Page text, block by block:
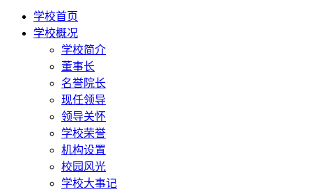
学校首页
学校概况
学校简介
董事长
名誉院长
现任领导
领导关怀
学校荣誉
机构设置
校园风光
学校大事记